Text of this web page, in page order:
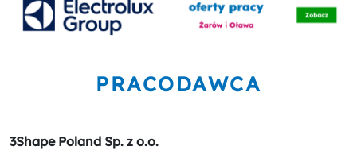
PRACODAWCA
3Shape Poland Sp. z o.o.